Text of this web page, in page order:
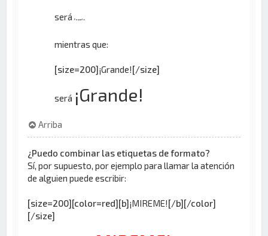
seráPequeño
mientras que:
[size=200]¡Grande![/size]
será ¡Grande!
Arriba
¿Puedo combinar las etiquetas de formato?
Sí, por supuesto, por ejemplo para llamar la atención
de alguien puede escribir:
[size=200][color=red][b]¡MIREME![/b][/color]
[/size]